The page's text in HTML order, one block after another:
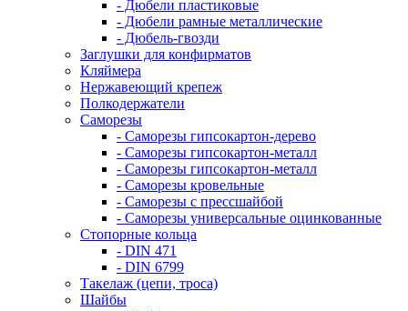
- Дюбели пластиковые
- Дюбели рамные металлические
- Дюбель-гвозди
Заглушки для конфирматов
Кляймера
Нержавеющий крепеж
Полкодержатели
Саморезы
- Саморезы гипсокартон-дерево
- Саморезы гипсокартон-металл
- Саморезы гипсокартон-металл
- Саморезы кровельные
- Саморезы с прессшайбой
- Саморезы универсальные оцинкованные
Стопорные кольца
- DIN 471
- DIN 6799
Такелаж (цепи, троса)
Шайбы